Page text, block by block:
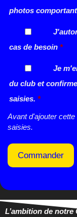
photos
cas de besoin *
Je
du club et
saisies. *
Avant d'ajouter
saisies.
Commander
L’ambition de notre